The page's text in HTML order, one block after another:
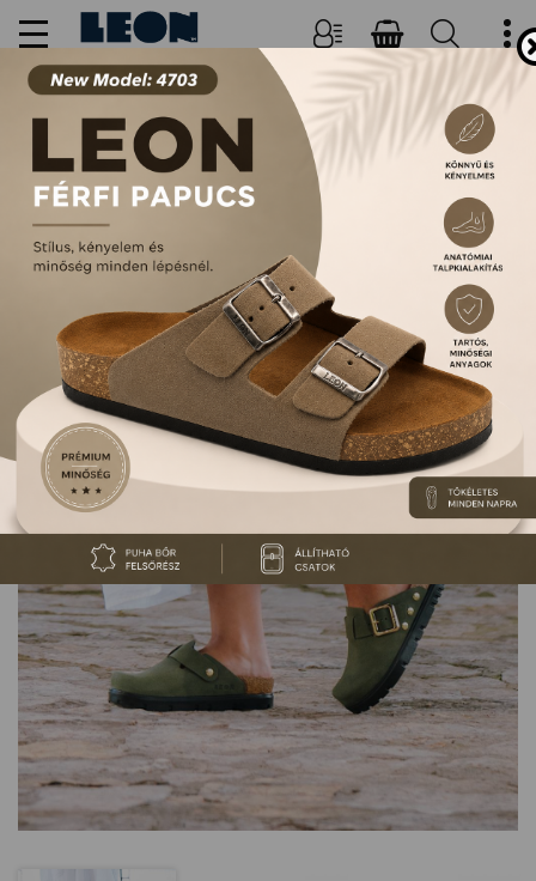
NŐI, FÉRFI PAPUCSOK ÉS
SZANDÁLOK